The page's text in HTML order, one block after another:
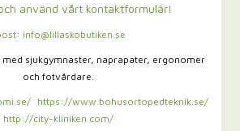
använd vårt kontaktformulär!
info@lillaskobutiken.se
sjukgymnaster, naprapater, ergonomer
och fotvårdare.
https://www.bohusortopedteknik.se/
http://city-kliniken.com/